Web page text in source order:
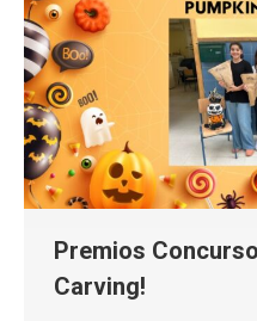
Premios
Carving!